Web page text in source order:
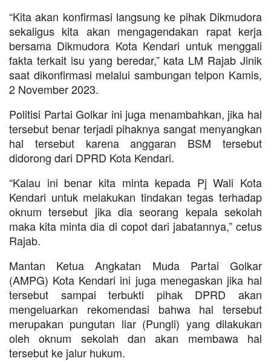
“Kita akan konfirmasi langsung ke pihak Dikmudora
sekaligus kita akan mengagendakan rapat kerja
bersama Dikmudora Kota Kendari untuk menggali
fakta terkait isu yang beredar,” kata LM Rajab Jinik
saat dikonfirmasi melalui sambungan telpon Kamis,
2 November 2023.
Politisi Partai Golkar ini juga menambahkan, jika hal
tersebut benar terjadi pihaknya sangat menyangkan
hal tersebut karena anggaran BSM tersebut
didorong dari DPRD Kota Kendari.
“Kalau ini benar kita minta kepada Pj Wali Kota
Kendari untuk melakukan tindakan tegas terhadap
oknum tersebut jika dia seorang kepala sekolah
maka kita minta dia di copot dari jabatannya,” cetus
Rajab.
Mantan Ketua Angkatan Muda Partai Golkar
(AMPG) Kota Kendari ini juga menegaskan jika hal
tersebut sampai terbukti pihak DPRD akan
mengeluarkan rekomendasi bahwa hal tersebut
merupakan pungutan liar (Pungli) yang dilakukan
oleh oknum sekolah dan akan membawa hal
tersebut ke jalur hukum.